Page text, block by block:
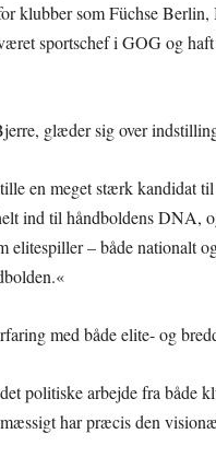
klubber som Füchse
sportschef i GOG og
glæder sig over
en meget stærk kandidat
ind til håndboldens DNA,
elitespiller – både nationalt
med både elite- og
politiske arbejde fra både
har præcis den